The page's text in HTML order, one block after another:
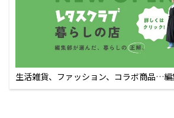
生活雑貨、ファッション、コラボ商品…
えるECサイト